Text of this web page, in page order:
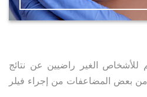
للأشخاص الغير راضيين عن نتائج
من بعض المضاعفات من إجراء فيلر